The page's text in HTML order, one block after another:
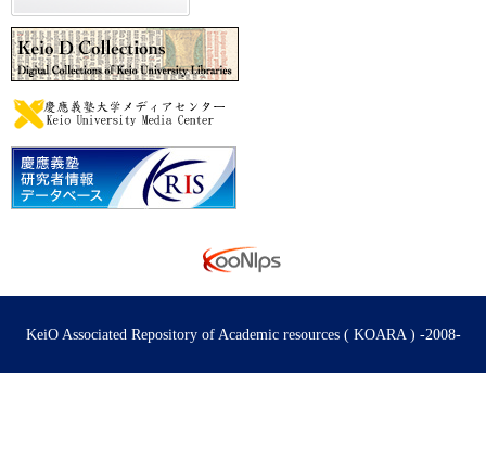
KeiO Associated Repository of Academic resources ( KOARA ) -2008-